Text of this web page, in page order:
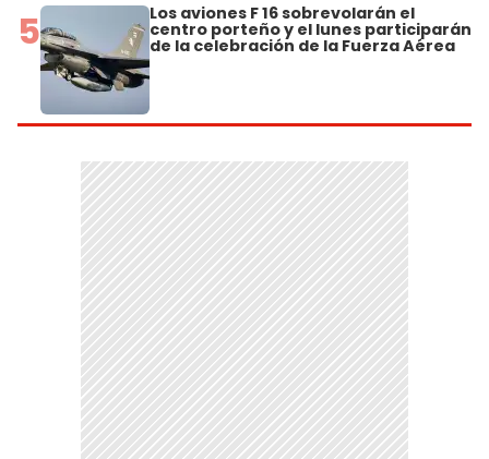
5 Los aviones F 16 sobrevolarán el
centro porteño y el lunes participarán
de la celebración de la Fuerza Aérea